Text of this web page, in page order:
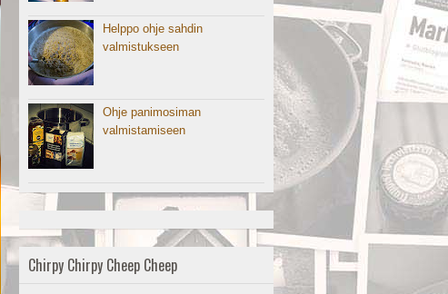
Helppo ohje sahdin
valmistukseen
Ohje panimosiman
valmistamiseen
Chirpy Chirpy Cheep Cheep